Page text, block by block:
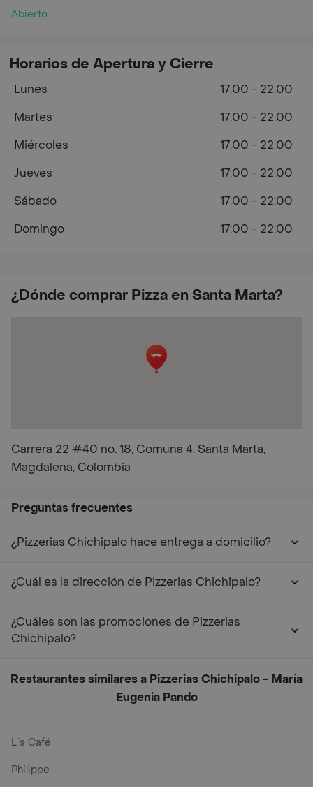
Abierto
¿Dónde comprar Pizza en Santa Marta?
Carrera 22 #40 no. 18, Comuna 4, Santa Marta,
Magdalena, Colombia
Horarios de Apertura y Cierre
Lunes
17:00 - 22:00
Martes
17:00 - 22:00
Miércoles
17:00 - 22:00
Jueves
17:00 - 22:00
Sábado
17:00 - 22:00
Domingo
17:00 - 22:00
Preguntas frecuentes
¿Pizzerias Chichipalo hace entrega a domicilio?
¿Cuál es la dirección de Pizzerias Chichipalo?
¿Cuáles son las promociones de Pizzerias
Chichipalo?
Restaurantes similares a Pizzerias Chichipalo - María
Eugenia Pando
L´s Café
Philippe